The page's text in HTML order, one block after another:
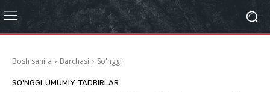
Bosh sahifa Barchasi So'nggi
SO'NGGI UMUMIY TADBIRLAR